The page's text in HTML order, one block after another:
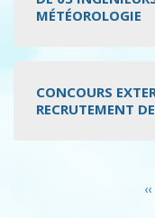
MÉTÉOROLOGIE
CONCOURS
RECRUTEMENT
‹‹